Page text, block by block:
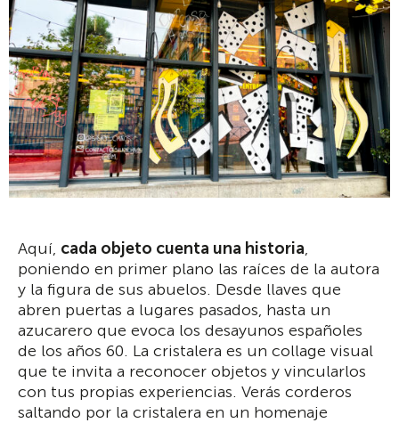
Aquí, cada objeto cuenta una historia,
poniendo en primer plano las raíces de la autora
y la figura de sus abuelos. Desde llaves que
abren puertas a lugares pasados, hasta un
azucarero que evoca los desayunos españoles
de los años 60. La cristalera es un collage visual
que te invita a reconocer objetos y vincularlos
con tus propias experiencias. Verás corderos
saltando por la cristalera en un homenaje